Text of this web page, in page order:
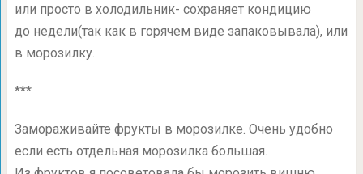
или просто в холодильник- сохраняет кондицию
до недели(так как в горячем виде запаковывала), или
в морозилку.
***
Замораживайте фрукты в морозилке. Очень удобно
если есть отдельная морозилка большая.